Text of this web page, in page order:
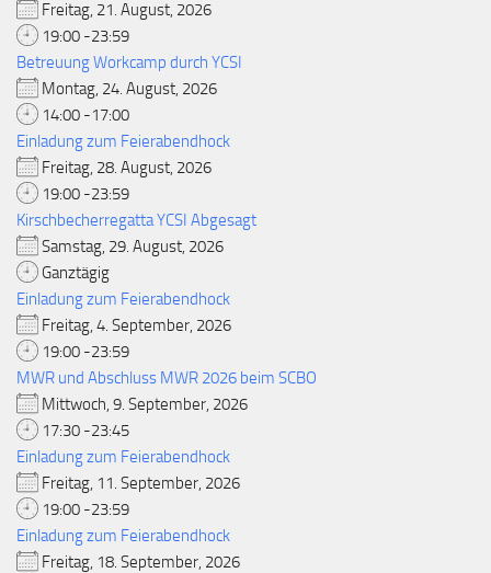
Freitag, 21. August, 2026
19:00 -23:59
Betreuung Workcamp durch YCSI
Montag, 24. August, 2026
14:00 -17:00
Einladung zum Feierabendhock
Freitag, 28. August, 2026
19:00 -23:59
Kirschbecherregatta YCSI Abgesagt
Samstag, 29. August, 2026
Ganztägig
Einladung zum Feierabendhock
Freitag, 4. September, 2026
19:00 -23:59
MWR und Abschluss MWR 2026 beim SCBO
Mittwoch, 9. September, 2026
17:30 -23:45
Einladung zum Feierabendhock
Freitag, 11. September, 2026
19:00 -23:59
Einladung zum Feierabendhock
Freitag, 18. September, 2026